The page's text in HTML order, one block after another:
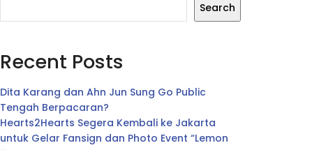
Search
Recent Posts
Dita Karang dan Ahn Jun Sung Go Public
Tengah Berpacaran?
Hearts2Hearts Segera Kembali ke Jakarta
untuk Gelar Fansign dan Photo Event “Lemon